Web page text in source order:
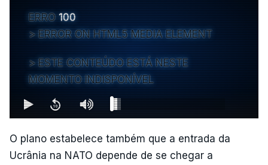
ERRO 100
ERROR ON HTML5 MEDIA ELEMENT
ESTE CONTEÚDO ESTÁ NESTE
MOMENTO INDISPONÍVEL
O plano estabelece também que a entrada da
Ucrânia na NATO depende de se chegar a